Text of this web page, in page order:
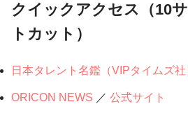
クイックアクセス（10
トカット）
日本タレント名鑑（VIPタイムズ社
ORICON NEWS ／ 公式サイト